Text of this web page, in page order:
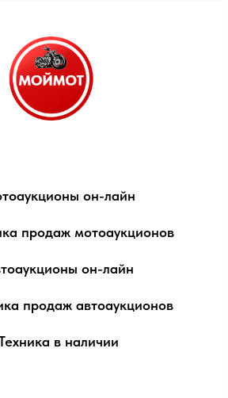
он-лайн
продаж мотоаукционов
он-лайн
продаж автоаукционов
в наличии